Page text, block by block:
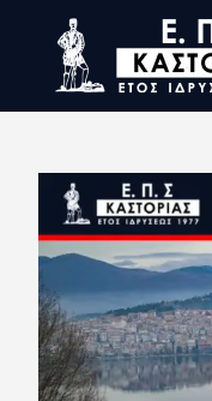
Αρχική
Σχετικά
Νέα
Η Ένωση